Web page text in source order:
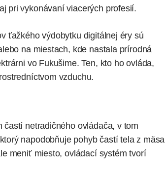
pri vykonávaní viacerých profesií.
ťažkého výdobytku digitálnej éry sú
na miestach, kde nastala prírodná
vo Fukušime. Ten, kto ho ovláda,
vzduchu.
netradičného ovládača, v tom
napodobňuje pohyb častí tela z mäsa
meniť miesto, ovládací systém tvorí